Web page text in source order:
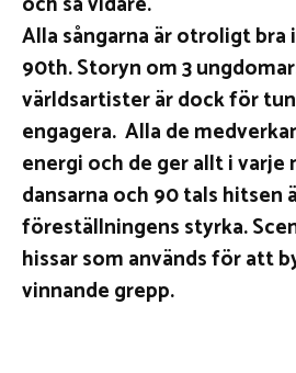
Alla sångarna är otroligt bra
90th. Storyn om 3
världsartister är dock för
engagera. Alla de
energi och de ger allt i varje
dansarna och 90 tals hitsen
föreställningens styrka.
hissar som används för att
vinnande grepp.